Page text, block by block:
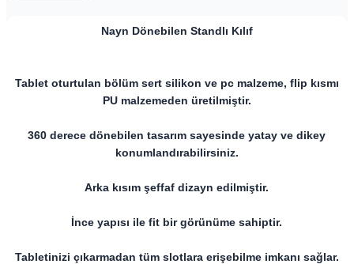
​Nayn Dönebilen Standlı Kılıf
Tablet oturtulan bölüm sert silikon ve pc malzeme, flip kısmı
PU malzemeden üretilmiştir.
360 derece dönebilen tasarım sayesinde yatay ve dikey
konumlandırabilirsiniz.
Arka kısım şeffaf dizayn edilmiştir.
İnce yapısı ile fit bir görünüme sahiptir.
Tabletinizi çıkarmadan tüm slotlara erişebilme imkanı sağlar.